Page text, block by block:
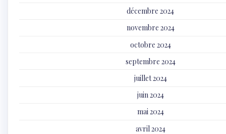
décembre 2024
novembre 2024
octobre 2024
septembre 2024
juillet 2024
juin 2024
mai 2024
avril 2024